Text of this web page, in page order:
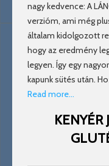
nagy kedvence: A
verzióm, ami még
általam kidolgozott
hogy az eredmény
legyen. Így egy
kapunk sütés után.
Read more…
KENYÉR